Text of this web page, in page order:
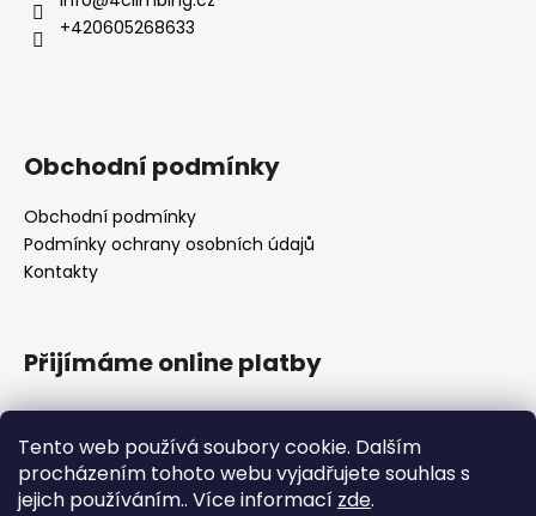
Tento web používá soubory cookie. Dalším
procházením tohoto webu vyjadřujete souhlas s
jejich používáním.. Více informací zde.
+420605268633
Obchodní podmínky
Obchodní podmínky
Podmínky ochrany osobních údajů
Kontakty
Přijímáme online platby